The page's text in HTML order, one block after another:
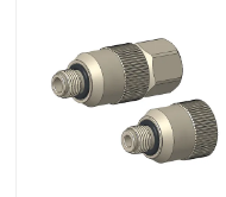
আমাদের সম্বন্ধে
কারখানা ভ্রমণ